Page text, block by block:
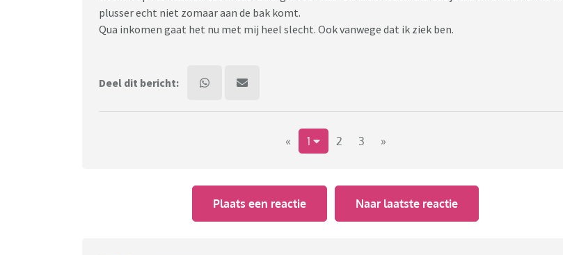
plusser echt niet zomaar aan de bak komt.
Qua inkomen gaat het nu met mij heel slecht. Ook vanwege dat ik ziek ben.
Deel dit bericht:
« 1 2 3 »
Plaats een reactie Naar laatste reactie